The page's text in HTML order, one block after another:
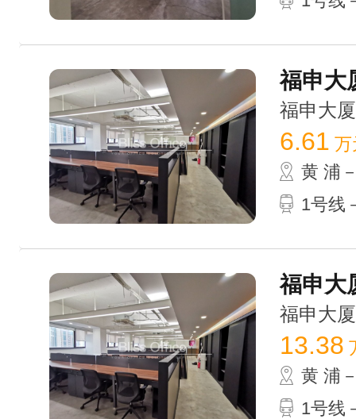
福申大
福申大
6.61 万
黄 浦
1号线
福申大
福申大
13.38
黄 浦
1号线